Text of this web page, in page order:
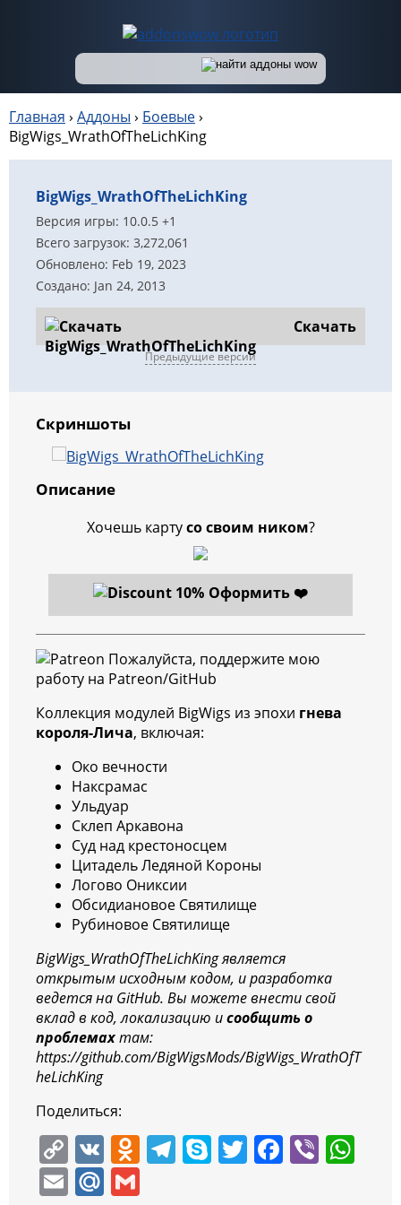
Главная › Аддоны › Боевые›
BigWigs_WrathOfTheLichKing
BigWigs_WrathOfTheLichKing
Версия игры: 10.0.5 +1
Всего загрузок: 3,272,061
Обновлено: Feb 19, 2023
Создано: Jan 24, 2013
Скачать
Предыдущие версии
Скриншоты
Описание
Хочешь картусо своим ником?
Оформить ❤️
Пожалуйста, поддержите мою
работу на Patreon/GitHub
Коллекция модулей BigWigs из эпохи гнева
короля-Лича, включая:
Око вечности
Наксрамас
Ульдуар
Склеп Аркавона
Суд над крестоносцем
Цитадель Ледяной Короны
Логово Ониксии
Обсидиановое Святилище
Рубиновое Святилище
BigWigs_WrathOfTheLichKing является
открытым исходным кодом, и разработка
ведется на GitHub. Вы можете внести свой
вклад в код, локализацию исообщить о
проблемахтам:
https://github.com/BigWigsMods/BigWigs_WrathOfT
heLichKing
Поделиться:
C
o
V
K
O T S T F Vi
E M